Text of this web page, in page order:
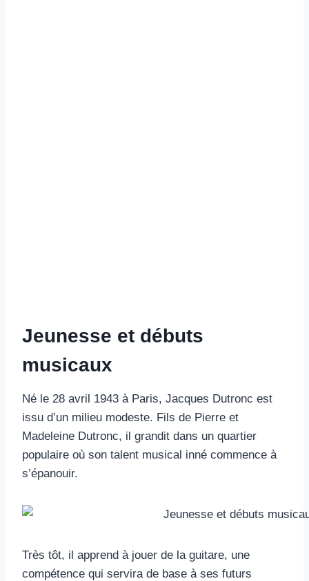
Jeunesse et débuts
musicaux
Né le 28 avril 1943 à Paris, Jacques Dutronc est
issu d’un milieu modeste. Fils de Pierre et
Madeleine Dutronc, il grandit dans un quartier
populaire où son talent musical inné commence à
s’épanouir.
Très tôt, il apprend à jouer de la guitare, une
compétence qui servira de base à ses futurs